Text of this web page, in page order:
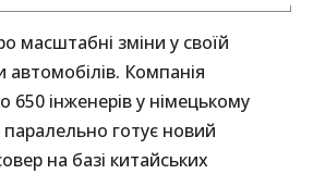
масштабні зміни у своїй
автомобілів. Компанія
650 інженерів у німецькому
готує новий
на базі китайських